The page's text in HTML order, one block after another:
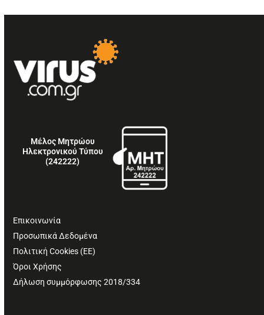
Μέλος Μητρώου
Ηλεκτρονικού Τύπου
(242222)
Επικοινωνία
Προσωπικά Δεδομένα
Πολιτική Cookies (ΕΕ)
Όροι Χρήσης
Δήλωση συμμόρφωσης 2018/334